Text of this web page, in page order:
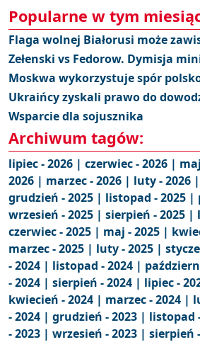
Popularne w tym
Flaga wolnej Białorusi może
Zełenski vs Fedorow. Dymisja
Moskwa wykorzystuje spór
Ukraińcy zyskali prawo do
Wsparcie dla sojusznika
Archiwum tagów:
lipiec - 2026 | czerwiec - 2026 |
2026 | marzec - 2026 | luty - 2026 |
grudzień - 2025 | listopad - 2025 |
wrzesień - 2025 | sierpień - 2025 |
czerwiec - 2025 | maj - 2025 |
marzec - 2025 | luty - 2025 |
- 2024 | listopad - 2024 |
- 2024 | sierpień - 2024 | lipiec -
kwiecień - 2024 | marzec - 2024 |
- 2024 | grudzień - 2023 | listopad
- 2023 | wrzesień - 2023 | sierpień